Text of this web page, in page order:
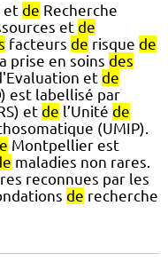
et de Recherche
et de
facteurs de risque de
prise en soins des
et de
est labellisé par
et de l’Unité de
(UMIP).
Montpellier est
maladies non rares.
reconnues par les
de recherche